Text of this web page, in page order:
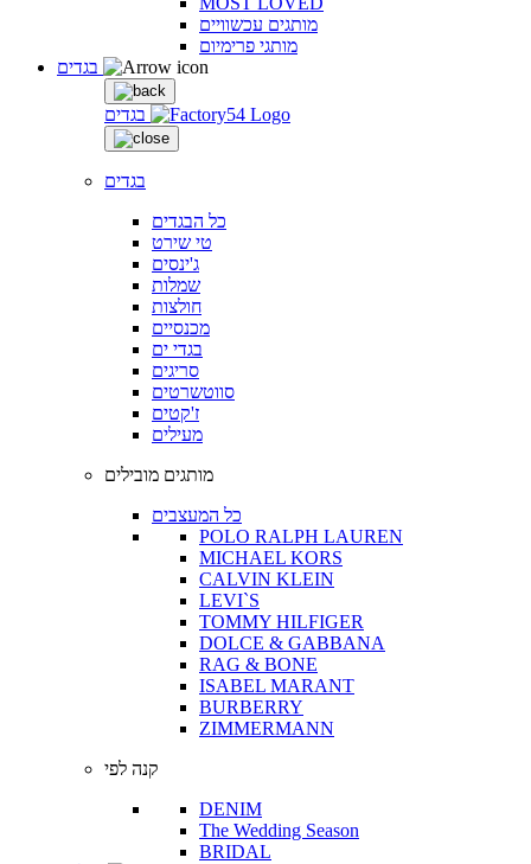
מותגים עכשוויים
מותגי פרימיום
בגדים
בגדים
כל הבגדים
טי שירט
ג'ינסים
שמלות
חולצות
מכנסיים
בגדי ים
סריגים
סווטשרטים
ז'קטים
מעילים
מותגים מובילים
כל המעצבים
POLO RALPH LAUREN
MICHAEL KORS
CALVIN KLEIN
LEVI`S
TOMMY HILFIGER
DOLCE & GABBANA
RAG & BONE
ISABEL MARANT
BURBERRY
ZIMMERMANN
קנה לפי
DENIM
The Wedding Season
BRIDAL